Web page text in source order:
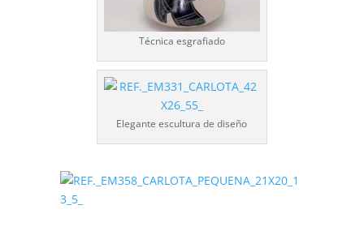
Técnica esgrafiado
Elegante escultura de diseño